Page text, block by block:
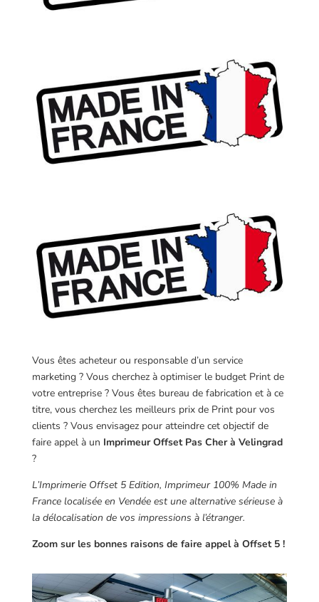
Vous êtes acheteur ou responsable d’un service
marketing ? Vous cherchez à optimiser le budget Print de
votre entreprise ? Vous êtes bureau de fabrication et à ce
titre, vous cherchez les meilleurs prix de Print pour vos
clients ? Vous envisagez pour atteindre cet objectif de
faire appel à un Imprimeur Offset Pas Cher à Velingrad
?
L’Imprimerie Offset 5 Edition, Imprimeur 100% Made in
France localisée en Vendée est une alternative sérieuse à
la délocalisation de vos impressions à l’étranger.
Zoom sur les bonnes raisons de faire appel à Offset 5 !